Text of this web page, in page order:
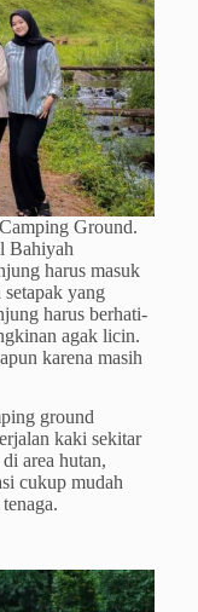
Ground.
Bahiyah
harus masuk
yang
harus berhati-
agak licin.
karena masih
ground
kaki sekitar
area hutan,
cukup mudah